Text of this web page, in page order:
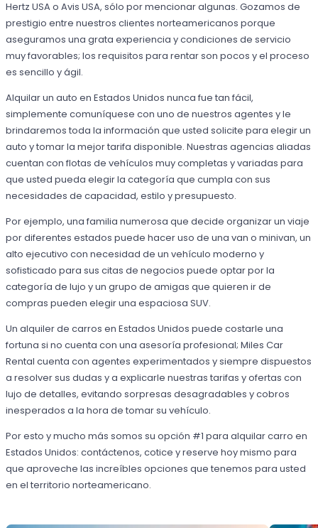
Hertz USA o Avis USA, sólo por mencionar algunas. Gozamos de
prestigio entre nuestros clientes norteamericanos porque
aseguramos una grata experiencia y condiciones de servicio
muy favorables; los requisitos para rentar son pocos y el proceso
es sencillo y ágil.
Alquilar un auto en Estados Unidos nunca fue tan fácil,
simplemente comuníquese con uno de nuestros agentes y le
brindaremos toda la información que usted solicite para elegir un
auto y tomar la mejor tarifa disponible. Nuestras agencias aliadas
cuentan con flotas de vehículos muy completas y variadas para
que usted pueda elegir la categoría que cumpla con sus
necesidades de capacidad, estilo y presupuesto.
Por ejemplo, una familia numerosa que decide organizar un viaje
por diferentes estados puede hacer uso de una van o minivan, un
alto ejecutivo con necesidad de un vehículo moderno y
sofisticado para sus citas de negocios puede optar por la
categoría de lujo y un grupo de amigas que quieren ir de
compras pueden elegir una espaciosa SUV.
Un alquiler de carros en Estados Unidos puede costarle una
fortuna si no cuenta con una asesoría profesional; Miles Car
Rental cuenta con agentes experimentados y siempre dispuestos
a resolver sus dudas y a explicarle nuestras tarifas y ofertas con
lujo de detalles, evitando sorpresas desagradables y cobros
inesperados a la hora de tomar su vehículo.
Por esto y mucho más somos su opción #1 para alquilar carro en
Estados Unidos: contáctenos, cotice y reserve hoy mismo para
que aproveche las increíbles opciones que tenemos para usted
en el territorio norteamericano.